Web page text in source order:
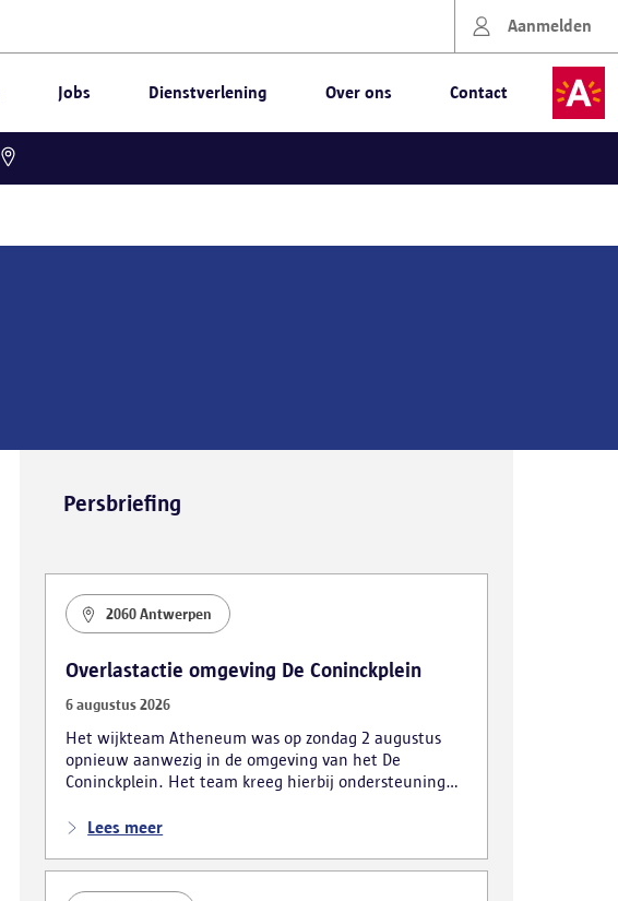
Aanmelden
Jobs Dienstverlening Over ons Contact
Persbriefing
2060 Antwerpen
Overlastactie omgeving De Coninckplein
6 augustus 2026
Het wijkteam Atheneum was op zondag 2 augustus
opnieuw aanwezig in de omgeving van het De
Coninckplein. Het team kreeg hierbij ondersteuning
verschillende vaststellingen, waarbij ook vijf personen
Lees meer